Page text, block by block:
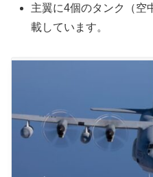
主翼に4個のタンク（空
載しています。